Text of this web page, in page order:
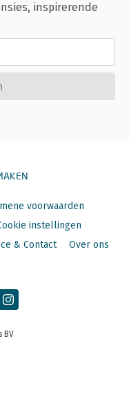
inspirerende
voorwaarden
instellingen
& Contact Over ons
BV